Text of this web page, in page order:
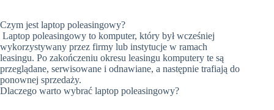
Czym jest laptop poleasingowy?
Laptop poleasingowy to komputer, który był wcześniej
wykorzystywany przez firmy lub instytucje w ramach
leasingu. Po zakończeniu okresu leasingu komputery te są
przeglądane, serwisowane i odnawiane, a następnie trafiają do
ponownej sprzedaży.
Dlaczego warto wybrać laptop poleasingowy?